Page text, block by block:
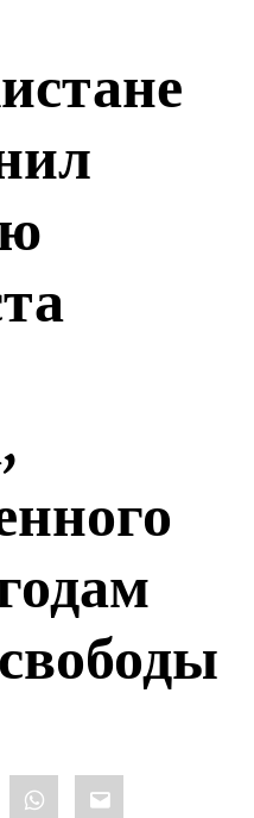
WhatsApp
Email